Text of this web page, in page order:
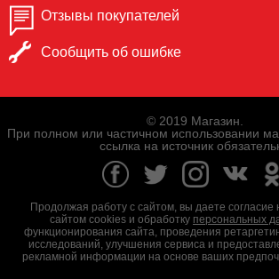
Отзывы покупателей
Сообщить об ошибке
© 2019 Магазин.
При полном или частичном использовании
ссылка на источник
Продолжая работу с сайтом, вы даете согласие
сайтом cookies и обработку персональных
функционирования сайта, проведения
исследований, улучшения сервиса и
рекламной информации на основе ваших